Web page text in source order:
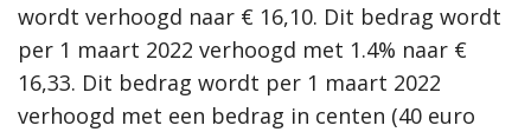
wordt verhoogd naar € 16,10. Dit bedrag wordt
per 1 maart 2022 verhoogd met 1.4% naar €
16,33. Dit bedrag wordt per 1 maart 2022
verhoogd met een bedrag in centen (40 euro